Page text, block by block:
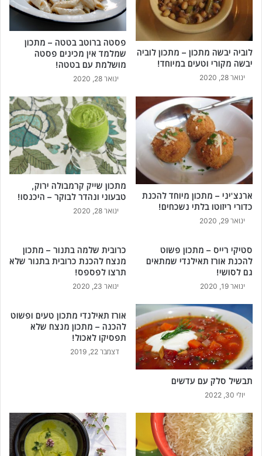
פ
פ
ל
ח
י
!
ן
פ
ש
ו
מ
ע
ו
ש
כ
א
כ
ו
ל
י
לוביה יבשה מתכון – מתכון לוביה
יבשה מקורי וטעים במיוחד!
ינואר 28, 2020
פסטה ברוטב בטטה – מתכון
שמלמד אין מכינים פסטה
מושלמת עם בטטה!
ינואר 28, 2020
ארנצ'יני – מתכון מיוחד להכנת
כדורי ריזוטו בלתי נשכחים!
ינואר 29, 2020
מתכון שייק קרמבולה ירוק,
טבעוני ונהדר לבוקר – היכנסו!
ינואר 28, 2020
סטיקי רייס – מתכון פשוט
להכנת אורז תאילנדי שמתאים
גם לסושי!
ינואר 19, 2020
כרובית שלמה בתנור – מתכון
מנצח להכנת כרובית בתנור שלא
תרצו לפספס!
ינואר 23, 2020
תבשיל סלק עם עדשים
יולי 30, 2022
אורז תאילנדי מתכון טעים ופשוט
להכנה – מתכון מנצח שלא
תפסיקו לאכול!
דצמבר 22, 2019